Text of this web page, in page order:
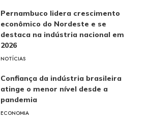
Pernambuco lidera crescimento
econômico do Nordeste e se
destaca na indústria nacional em
2026
NOTÍCIAS
Confiança da indústria brasileira
atinge o menor nível desde a
pandemia
ECONOMIA